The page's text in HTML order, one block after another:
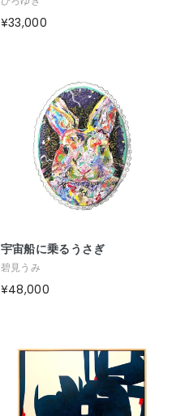
¥33,000
宇宙船に乗るうさぎ
碧見うみ
¥48,000